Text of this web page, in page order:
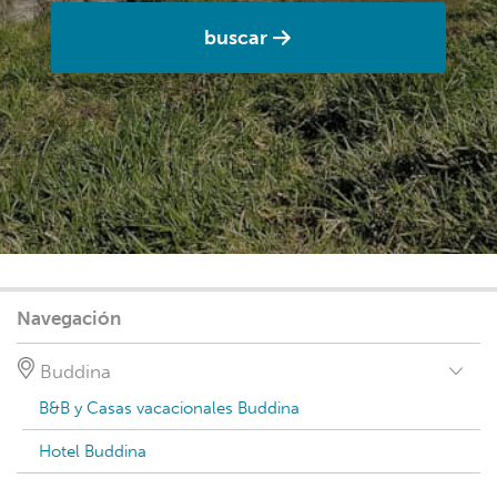
buscar
Navegación
Buddina
B&B y Casas vacacionales Buddina
Hotel Buddina